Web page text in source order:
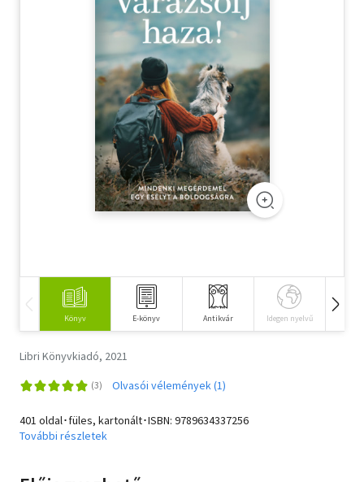
Szótár, nyelvkönyv
Tankönyv, segédkönyv
Társadalomtudomány
Természettudomány
Könyv E-könyv Antikvár Idegen nyelvű
Libri Könyvkiadó, 2021
Olvasói vélemények (1)
401 oldal･füles, kartonált･ISBN: 9789634337256
További részletek